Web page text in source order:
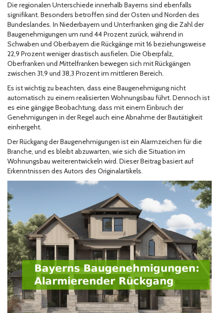
Die regionalen Unterschiede innerhalb Bayerns sind ebenfalls
signifikant. Besonders betroffen sind der Osten und Norden des
Bundeslandes. In Niederbayern und Unterfranken ging die Zahl der
Baugenehmigungen um rund 44 Prozent zurück, während in
Schwaben und Oberbayern die Rückgänge mit 16 beziehungsweise
22,9 Prozent weniger drastisch ausfielen. Die Oberpfalz,
Oberfranken und Mittelfranken bewegen sich mit Rückgängen
zwischen 31,9 und 38,3 Prozent im mittleren Bereich.
Es ist wichtig zu beachten, dass eine Baugenehmigung nicht
automatisch zu einem realisierten Wohnungsbau führt. Dennoch ist
es eine gängige Beobachtung, dass mit einem Einbruch der
Genehmigungen in der Regel auch eine Abnahme der Bautätigkeit
einhergeht.
Der Rückgang der Baugenehmigungen ist ein Alarmzeichen für die
Branche, und es bleibt abzuwarten, wie sich die Situation im
Wohnungsbau weiterentwickeln wird. Dieser Beitrag basiert auf
Erkenntnissen des Autors des Originalartikels.